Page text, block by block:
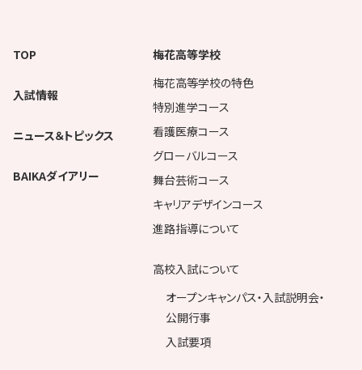
TOP
入試情報
ニュース＆トピックス
BAIKAダイアリー
梅花高等学校
梅花高等学校の特色
特別進学コース
看護医療コース
グローバルコース
舞台芸術コース
キャリアデザインコース
進路指導について
高校入試について
オープンキャンパス・入試説明会・
公開行事
入試要項